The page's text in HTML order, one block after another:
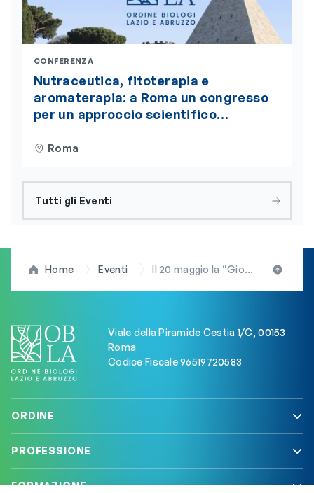
CONFERENZA
Nutraceutica, fitoterapia e
aromaterapia: a Roma un congresso
per un approccio scientifico
Roma
Tutti gli Eventi
Home Eventi Il 20 maggio la “Giornata di studio delle anagrafi animali” del CSN. Evento accreditato ECM
Viale della Piramide Cestia 1/C, 00153
Roma
Codice Fiscale 96519720583
ORDINE
PROFESSIONE
FORMAZIONE